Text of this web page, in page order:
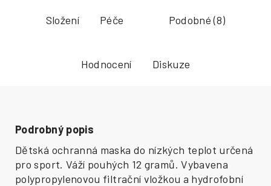
Složení Péče Podobné (8)
Hodnocení Diskuze
Podrobný popis
Dětská ochranná maska do nízkých teplot určená
pro sport. Váží pouhých 12 gramů. Vybavena
polypropylenovou filtrační vložkou a hydrofobní